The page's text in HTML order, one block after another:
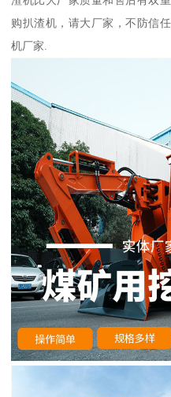
购扒渣机，请大厂家，不防信
机厂家.